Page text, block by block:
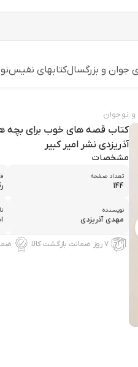
جوان و بزرگسالکتابهای نفیس
و نوجوان
کتاب قصه های خوب برای بچه
آذریزدی نشر امیر کبیر
مشخصات
تعداد صفحه
144
نویسنده
مهدي آذريزدي
۷ روز ضمانت بازگشت کالا